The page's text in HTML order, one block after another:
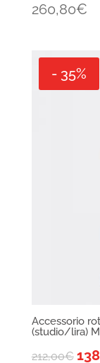
260,80€
- 35%
Accessorio
(studio/lira)
212,00€